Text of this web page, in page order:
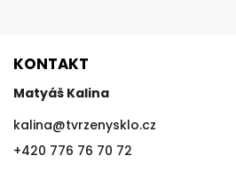
KONTAKT
Matyáš Kalina
kalina@tvrzenysklo.cz
+420 776 76 70 72